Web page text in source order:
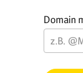
Domain